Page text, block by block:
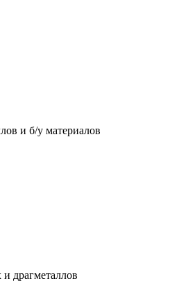
и б/у материалов
драгметаллов